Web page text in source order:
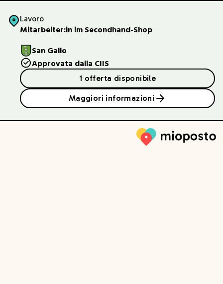
Lavoro
Mitarbeiter:in im Secondhand-Shop
San Gallo
Approvata dalla CIIS
1 offerta disponibile
Maggiori informazioni